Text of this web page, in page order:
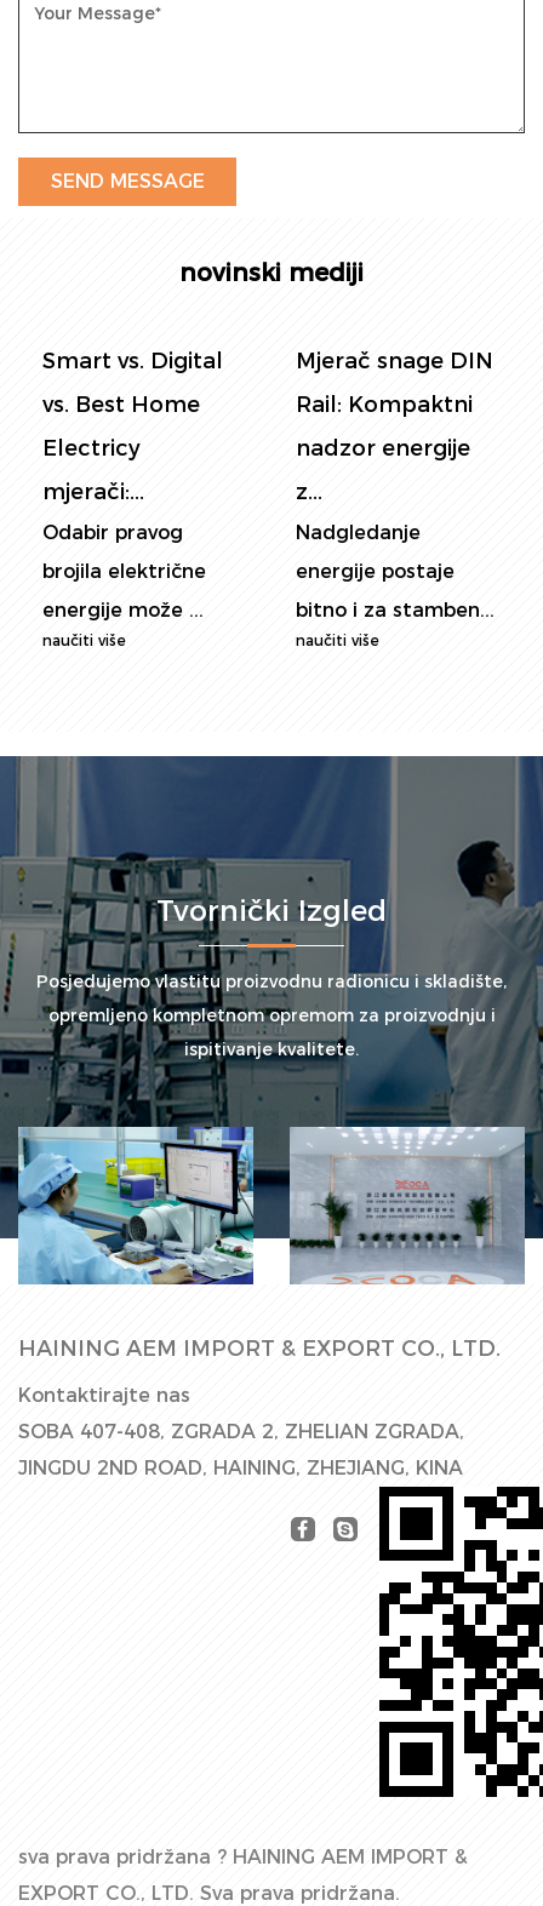
novinski mediji
Smart vs. Digital
vs. Best Home
Electricy
mjerači:...
Odabir pravog
brojila električne
energije može ...
naučiti više
Mjerač snage DIN
Rail: Kompaktni
nadzor energije
z...
Nadgledanje
energije postaje
bitno i za stamben...
naučiti više
Tvornički Izgled
Posjedujemo vlastitu proizvodnu radionicu i skladište,
opremljeno kompletnom opremom za proizvodnju i
ispitivanje kvalitete.
Tvornička hala Proizvodna
HAINING AEM IMPORT & EXPORT CO., LTD.
Kontaktirajte nas
SOBA 407-408, ZGRADA 2, ZHELIAN ZGRADA,
JINGDU 2ND ROAD, HAINING, ZHEJIANG, KINA
sva prava pridržana ? HAINING AEM IMPORT &
EXPORT CO., LTD. Sva prava pridržana.